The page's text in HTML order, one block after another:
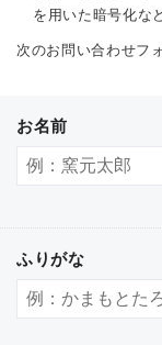
を用いた暗号化な
次のお問い合わせフ
お名前
ふりがな